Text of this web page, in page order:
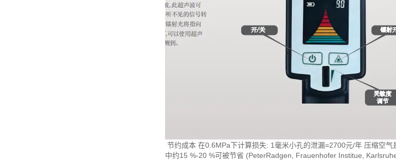
节约成本 在0.6MPa下计算损失: 1毫米小孔的泄漏=2700元/年 压缩空
中约15 %-20 %可被节省 (PeterRadgen, Frauenhofer Institue,